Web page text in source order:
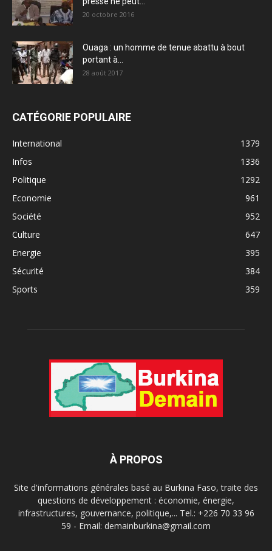
20 octobre 2016
Ouaga : un homme de tenue abattu à bout
portant à...
28 août 2017
CATÉGORIE POPULAIRE
International
1379
Infos
1336
Politique
1292
Economie
961
Société
952
Culture
647
Energie
395
Sécurité
384
Sports
359
À PROPOS
Site d'informations générales basé au Burkina Faso, traite des
questions de développement : économie, énergie,
infrastructures, gouvernance, politique,... Tel.: +226 70 33 96
59 - Email: demainburkina@gmail.com